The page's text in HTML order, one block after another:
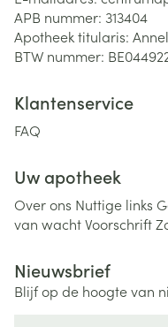
APB nummer: 313404
Apotheek titularis:
BTW nummer:
Klantenservice
FAQ
Uw apotheek
Over ons Nuttige links
van wachtVoorschrift
Nieuwsbrief
Blijf op de hoogte van